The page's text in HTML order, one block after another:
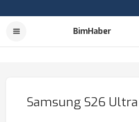
BimHaber
Samsung S26 Ultra